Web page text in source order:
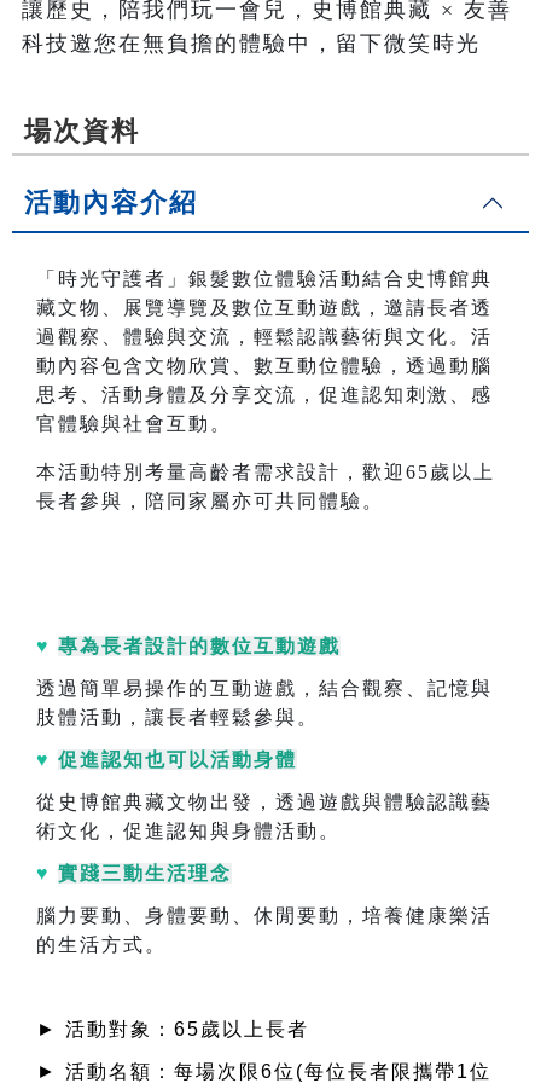
讓歷史，陪我們玩一會兒，史博館典藏 × 友善
科技邀您在無負擔的體驗中，留下微笑時光
場次資料
活動內容介紹
「時光守護者」銀髮數位體驗活動結合史博館典
藏文物、展覽導覽及數位互動遊戲，邀請長者透
過觀察、體驗與交流，輕鬆認識藝術與文化。活
動內容包含文物欣賞、數互動位體驗，透過動腦
思考、活動身體及分享交流，促進認知刺激、感
官體驗與社會互動。
本活動特別考量高齡者需求設計，歡迎65歲以上
長者參與，陪同家屬亦可共同體驗。
♥ 專為長者設計的數位互動遊戲
透過簡單易操作的互動遊戲，結合觀察、記憶與
肢體活動，讓長者輕鬆參與。
♥ 促進認知也可以活動身體
從史博館典藏文物出發，透過遊戲與體驗認識藝
術文化，促進認知與身體活動。
♥ 實踐三動生活理念
腦力要動、身體要動、休閒要動，培養健康樂活
的生活方式。
► 活動對象：65歲以上長者
► 活動名額：每場次限6位(每位長者限攜帶1位